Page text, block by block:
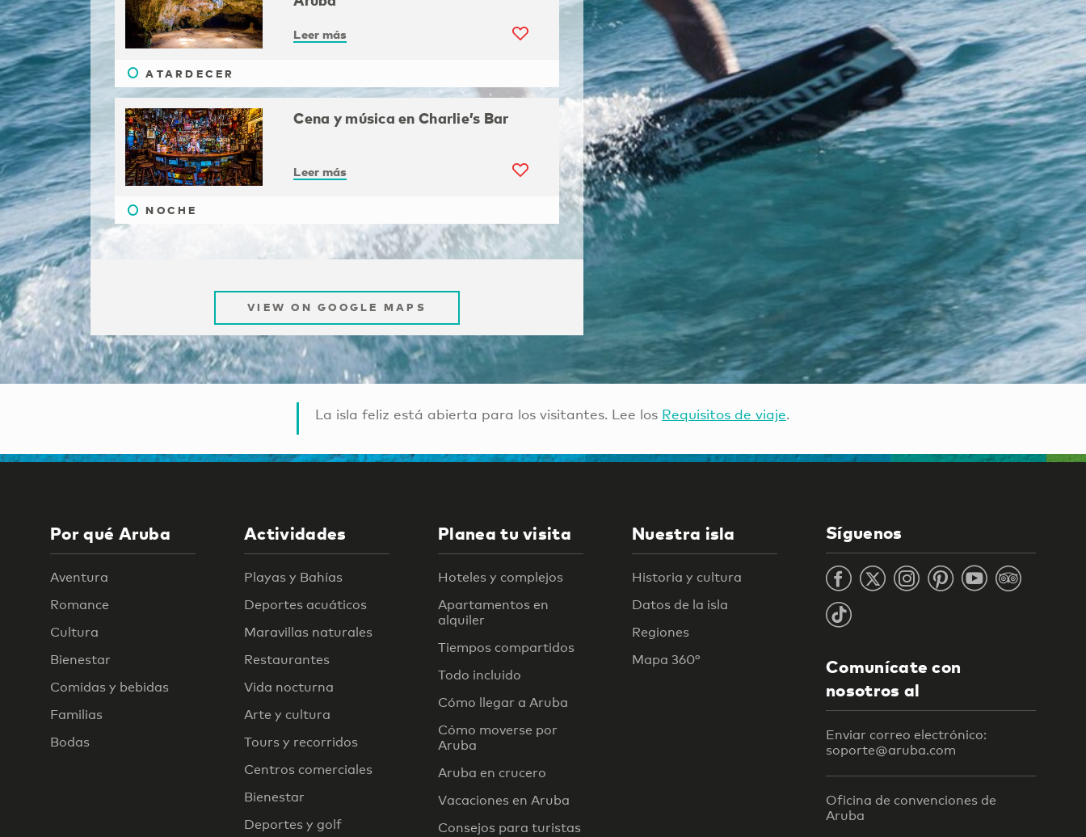
Leer más
ATARDECER
Cena y música en Charlie’s Bar
Leer más
NOCHE
VIEW ON GOOGLE MAPS
La isla feliz está abierta para los visitantes. Lee los Requisitos de viaje.
Por qué Aruba
Aventura
Romance
Cultura
Bienestar
Comidas y bebidas
Familias
Bodas
Actividades
Playas y Bahías
Deportes acuáticos
Maravillas naturales
Restaurantes
Vida nocturna
Arte y cultura
Tours y recorridos
Centros comerciales
Bienestar
Deportes y golf
Planea tu visita
Hoteles y complejos
Apartamentos en
alquiler
Tiempos compartidos
Todo incluido
Cómo llegar a Aruba
Cómo moverse por
Aruba
Aruba en crucero
Vacaciones en Aruba
Consejos para turistas
Nuestra isla
Historia y cultura
Datos de la isla
Regiones
Mapa 360°
Síguenos
Comunícate con
nosotros al
Enviar correo electrónico:
soporte@aruba.com
Oficina de convenciones de
Aruba